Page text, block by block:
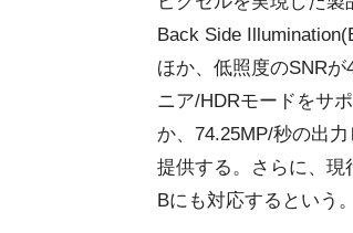
Back Side
ほか、低照度のSNR
ニア/HDRモードをサ
か、74.25MP/秒の出
提供する。さらに、現
Bにも対応するという。